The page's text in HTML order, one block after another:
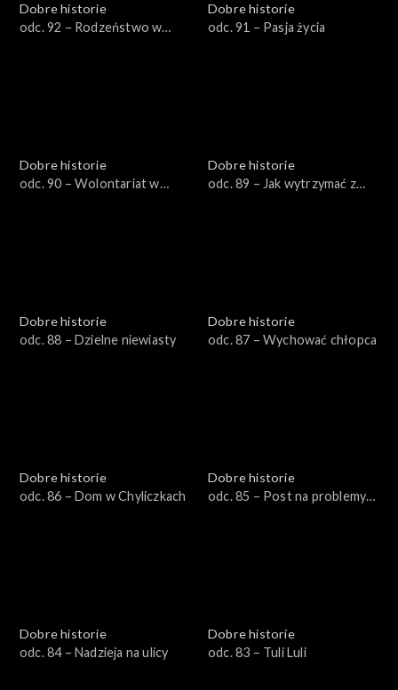
Dobre historie
odc. 92 – Rodzeństwo w
Dobre historie
odc. 91 – Pasja życia
Dobre historie
odc. 90 – Wolontariat w
Dobre historie
odc. 89 – Jak wytrzymać z
Dobre historie
odc. 88 – Dzielne niewiasty
Dobre historie
odc. 87 – Wychować chłopca
Dobre historie
odc. 86 – Dom w Chyliczkach
Dobre historie
odc. 85 – Post na problemy
Dobre historie
odc. 84 – Nadzieja na ulicy
Dobre historie
odc. 83 – Tuli Luli